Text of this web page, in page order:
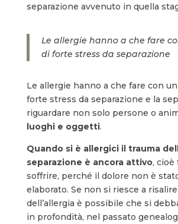
separazione avvenuto in quella
Le allergie hanno a che fare
di forte stress da separazione
Le allergie hanno a che fare con
forte stress da separazione e la
riguardare non solo persone o
luoghi e oggetti.
Quando si è allergici il trauma
separazione è ancora attivo, cioè
soffrire, perché il dolore non è
elaborato. Se non si riesce a risalire
dell’allergia è possibile che si
in profondità, nel passato